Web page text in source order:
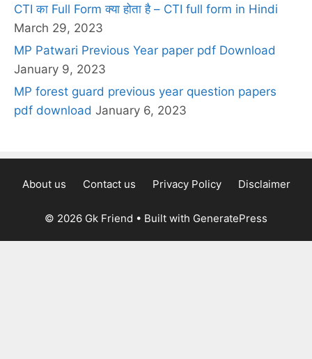
CTI का Full Form क्या होता है – CTI full form in Hindi
March 29, 2023
MP Patwari Previous Year paper pdf Download
January 9, 2023
MP forest guard previous year question papers
pdf download January 6, 2023
About us Contact us Privacy Policy Disclaimer
© 2026 Gk Friend • Built with GeneratePress